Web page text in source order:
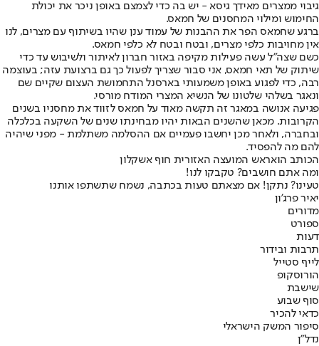
גיבוי ממצרים מאידך גיסא - יש בה כדי לצמצם באופן ניכר את יכולת
החימוש ומילוי המחסנים של חמאס.
ברגע שחמאס הפר את ההבנות של עמוד ענן שהיו בשיתוף עם מצרים, לנו
אין מחויבות כלפי מצרים, ובטח ובטח לא כלפי חמאס.
כשם שצה"ל עשה פעילות מקיפה באזור חברון לאיתור ולשיבוש עד כדי
שיתוק של תאי חמאס, אני סבור שצריך לפעול כך גם ברצועת עזה; בעוצמה
רבה, כדי לפגוע באופן משמעותי בארסנל התחמושת העצום שקיים שם
ונאגר בשלהי שלטונו של הנשיא המצרי המודח מורסי.
פגיעה אנושה במאגר זה תקשה מאוד על חמאס לזווד את מחסניו בשנים
הקרובות. מכאן שהשנים הבאות יהיו מבחינתו שנים של השקעה בכלכלה
ובחברה, ולאחר מכן יחשבו פעמיים אם ההסלמה משתלמת - מפני שיהיה
להם מה להפסיד.
הכותב הואראש המועצה האזורית חוף אשקלון
ומה אתם חושבים? טקבקו לנו!
טעינו? נתקן! אם מצאתם טעות בכתבה, נשמח שתשתפו אותנו
יאיר פרג'ון
מדורים
ספורט
דעות
תרבות ובידור
לייף סטייל
הורוסקופ
שישבת
סוף שבוע
כדאי להכיר
סיפור המשק הישראלי
נדל"ן